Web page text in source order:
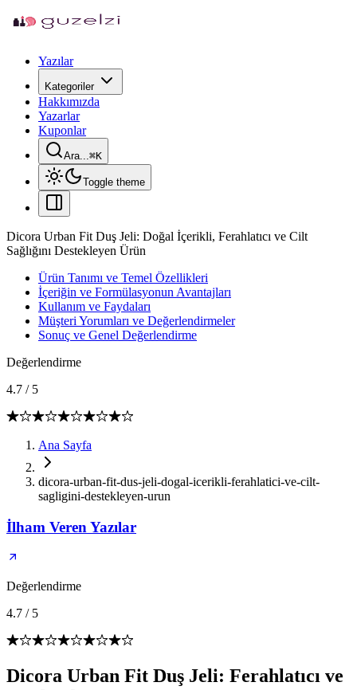
Yazılar
Kategoriler
Hakkımızda
Yazarlar
Kuponlar
Ara...⌘K
Toggle theme
Dicora Urban Fit Duş Jeli: Doğal İçerikli, Ferahlatıcı ve Cilt
Sağlığını Destekleyen Ürün
Ürün Tanımı ve Temel Özellikleri
İçeriğin ve Formülasyonun Avantajları
Kullanım ve Faydaları
Müşteri Yorumları ve Değerlendirmeler
Sonuç ve Genel Değerlendirme
Değerlendirme
4.7 / 5
Ana Sayfa
dicora-urban-fit-dus-jeli-dogal-icerikli-ferahlatici-ve-cilt-
sagligini-destekleyen-urun
İlham Veren Yazılar
Değerlendirme
4.7 / 5
Dicora Urban Fit Duş Jeli: Ferahlatıcı ve